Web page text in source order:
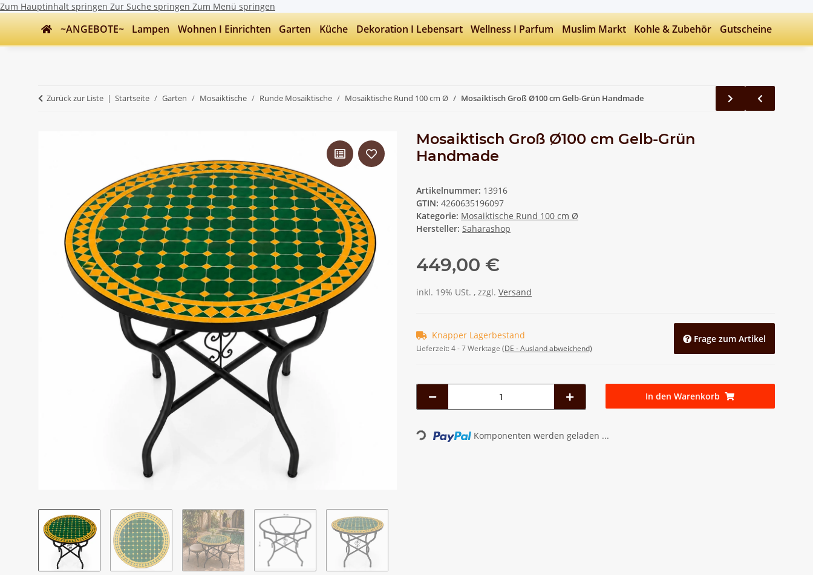
Zum Hauptinhalt springen Zur Suche springen Zum Menü springen
~ANGEBOTE~ Lampen Wohnen I Einrichten Garten Küche Dekoration I Lebensart Wellness I Parfum Muslim Markt Kohle & Zubehör Gutscheine
Zurück zur Liste Startseite Garten Mosaiktische Runde Mosaiktische Mosaiktische Rund 100 cm Ø Mosaiktisch Groß Ø100 cm Gelb-Grün Handmade
Mosaiktisch Groß Ø100 cm Gelb-Grün
Handmade
Artikelnummer: 13916
GTIN: 4260635196097
Kategorie: Mosaiktische Rund 100 cm Ø
Hersteller: Saharashop
449,00 €
inkl. 19% USt. , zzgl. Versand
Knapper Lagerbestand
Lieferzeit:4 - 7 Werktage (DE - Ausland abweichend)
Frage zum Artikel
In den Warenkorb
Loading... Komponenten werden geladen ...